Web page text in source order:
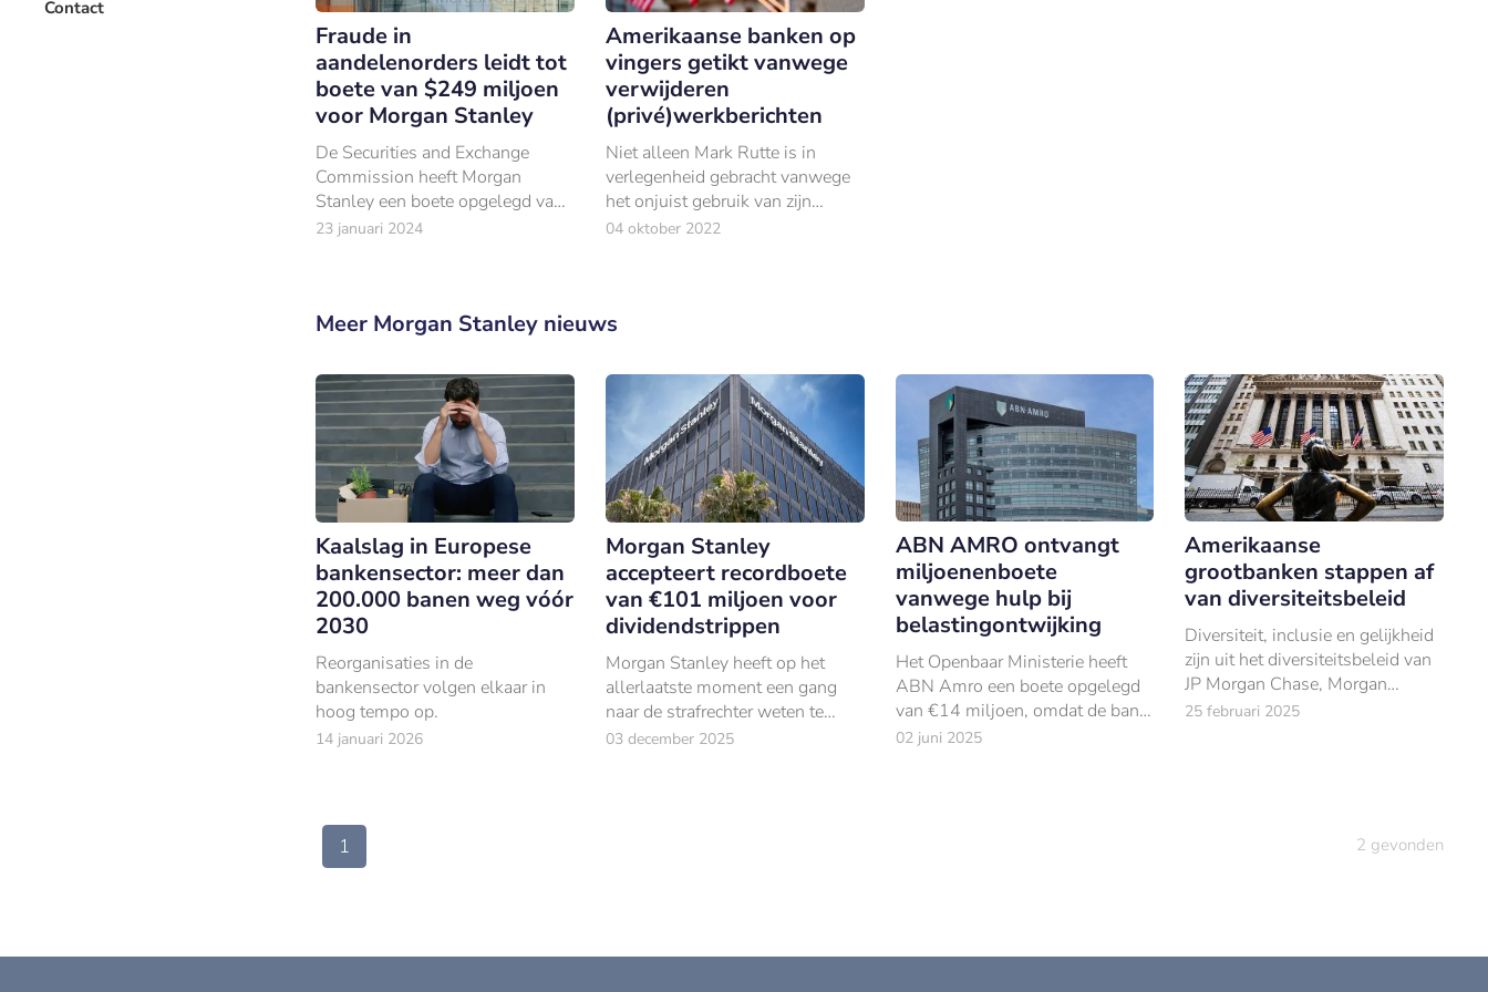
Contact
Fraude in
aandelenorders leidt tot
boete van $249 miljoen
voor Morgan Stanley
De Securities and Exchange
Commission heeft Morgan
Stanley een boete opgelegd van
$249 miljoen.
23 januari 2024
Amerikaanse banken op
vingers getikt vanwege
verwijderen
(privé)werkberichten
Niet alleen Mark Rutte is in
verlegenheid gebracht vanwege
het onjuist gebruik van zijn
werktelefoon, ook Amerikaanse
04 oktober 2022
Meer Morgan Stanley nieuws
Kaalslag in Europese
bankensector: meer dan
200.000 banen weg vóór
2030
Reorganisaties in de
bankensector volgen elkaar in
hoog tempo op.
14 januari 2026
Morgan Stanley
accepteert recordboete
van €101 miljoen voor
dividendstrippen
Morgan Stanley heeft op het
allerlaatste moment een gang
naar de strafrechter weten te
voorkomen.
03 december 2025
ABN AMRO ontvangt
miljoenenboete
vanwege hulp bij
belastingontwijking
Het Openbaar Ministerie heeft
ABN Amro een boete opgelegd
van €14 miljoen, omdat de bank
betrokken was bij het opzettelijk
02 juni 2025
Amerikaanse
grootbanken stappen af
van diversiteitsbeleid
Diversiteit, inclusie en gelijkheid
zijn uit het diversiteitsbeleid van
JP Morgan Chase, Morgan
Stanley en Citigroup gehaald.
25 februari 2025
1 2 gevonden